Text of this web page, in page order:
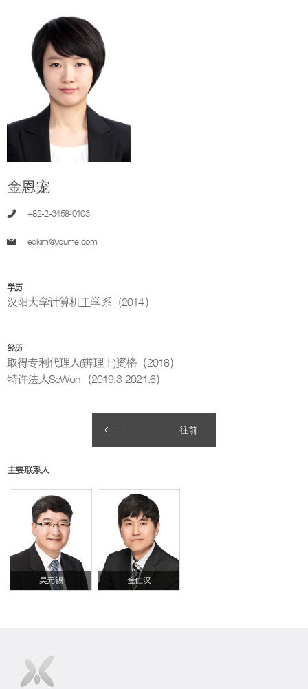
金恩宠
+82-2-3458-0103
eckim@youme.com
学历
汉阳大学计算机工学系（2014）
经历
取得专利代理人(辨理士)资格（2018）
特许法人SeWon（2019.3-2021.6）
往前
主要联系人
吴元锡 金仁汉